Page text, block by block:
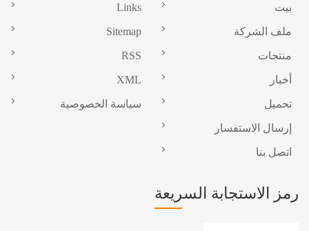
بيت
ملف الشركة
منتجات
أخبار
تحميل
إرسال الاستفسار
اتصل بنا
Links
Sitemap
RSS
XML
سياسة الخصوصية
رمز الاستجابة السريعة